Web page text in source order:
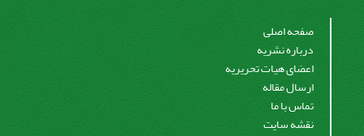
صفحه اصلی
درباره نشریه
اعضای هیات تحریریه
ارسال مقاله
تماس با ما
نقشه سایت